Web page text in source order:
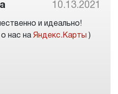
10.13.2021
и идеально!
нас на Яндекс.Карты )